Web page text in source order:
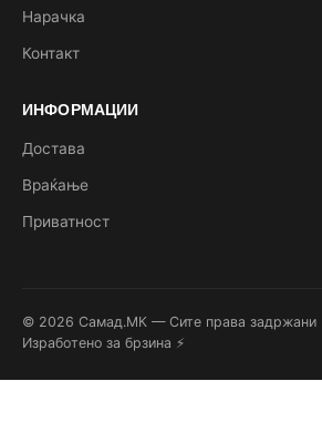
Нарачка
Контакт
ИНФОРМАЦИИ
Достава
Враќање
Приватност
© 2026 Самад.МК — Сите права задржани
Изработено за брзина ⚡